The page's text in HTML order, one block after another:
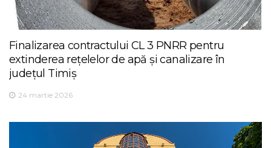
Finalizarea contractului CL 3 PNRR pentru
extinderea rețelelor de apă și canalizare în
județul Timiș
24 martie 2026